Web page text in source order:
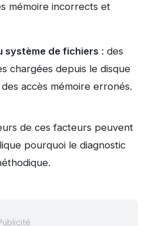
mémoire incorrects et
système de fichiers : des
chargées depuis le disque
accès mémoire erronés.
de ces facteurs peuvent
pourquoi le diagnostic